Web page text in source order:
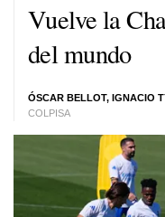
Vuelve la
del mundo
ÓSCAR BELLOT, IGNACIO
COLPISA